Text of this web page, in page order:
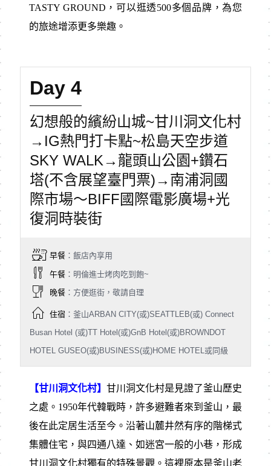
TASTY GROUND，可以逛透500多個品牌，為您
的旅途增添更多樂趣。
Day 4
幻想般的繽紛山城~甘川洞文化村
→IG熱門打卡點~松島天空步道
SKY WALK→龍頭山公園+鑽石
塔(不含展望臺門票)→南浦洞國
際市場～BIFF國際電影廣場+光
復洞時裝街
早餐：飯店內享用
午餐：明倫進士烤肉吃到飽~
晚餐：方便逛街，敬請自理
住宿：釜山ARBAN CITY(或)SEATTLEB(或) Connect
Busan Hotel (或)TT Hotel(或)GnB Hotel(或)BROWNDOT
HOTEL GUSEO(或)BUSINESS(或)HOME HOTEL或同級
【甘川洞文化村】 甘川洞文化村是見證了釜山歷史
之處。1950年代韓戰時，許多避難者來到釜山，最
後在此定居生活至今。沿著山麓井然有序的階梯式
集體住宅，與四通八達、如迷宮一般的小巷，形成
甘川洞文化村獨有的特殊景觀。這裡原本是釜山老